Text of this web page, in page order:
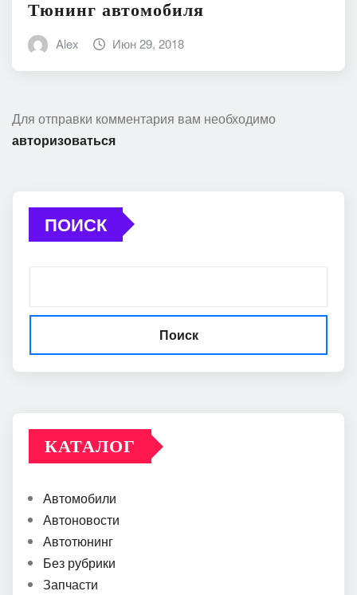
Тюнинг автомобиля
Alex Июн 29, 2018
Для отправки комментария вам необходимо
авторизоваться
ПОИСК
Поиск
КАТАЛОГ
Автомобили
Автоновости
Автотюнинг
Без рубрики
Запчасти